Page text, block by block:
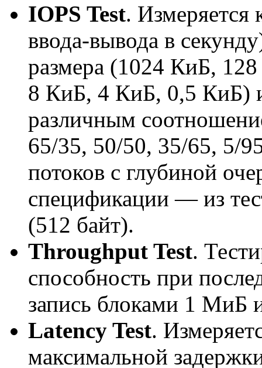
IOPS Test. Измеряется
ввода-вывода в
размера (1024 КиБ,
8 КиБ, 4 КиБ, 0,5 КиБ)
различным
65/35, 50/50, 35/65, 5/
потоков с глубиной
спецификации — из
(512 байт).
Throughput Test.
способность при
запись блоками 1 МиБ
Latency Test.
максимальной